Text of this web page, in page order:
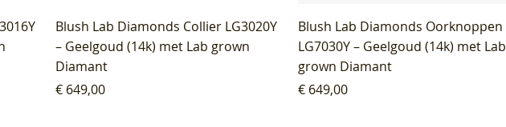
Blush Lab Diamonds Collier LG3020Y
– Geelgoud (14k) met Lab grown
Diamant
Prijs
€ 649,00
Blush Lab Diamonds Oorknoppen
LG7030Y – Geelgoud (14k) met Lab
grown Diamant
Prijs
€ 649,00